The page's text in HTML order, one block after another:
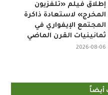
إطلاق فيلم «تلفزيون
المخرج» لاستعادة ذاكرة
المجتمع الإيفواري في
ثمانينيات القرن الماضي
2026-08-06
أيضاً